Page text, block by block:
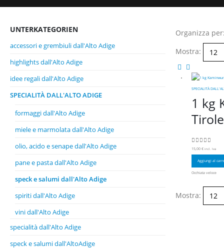
Organizza per:
Mostra:
SPECIALITÀ
1 kg
0Su 5
15,00 € incl. Iva
Aggiungi al
Occhiata veloce
Mostra:
UNTERKATEGORIEN
accessori e grembiuli dall'Alto Adige
highlights dall'Alto Adige
idee regali dall'Alto Adige
SPECIALITÀ DALL'ALTO ADIGE
formaggi dall'Alto Adige
miele e marmolata dall'Alto Adige
olio, acido e senape dall'Alto Adige
pane e pasta dall'Alto Adige
speck e salumi dall'Alto Adige
spiriti dall'Alto Adige
vini dall'Alto Adige
specialità dall'Alto Adige
speck e salumi dall'AltoAdige